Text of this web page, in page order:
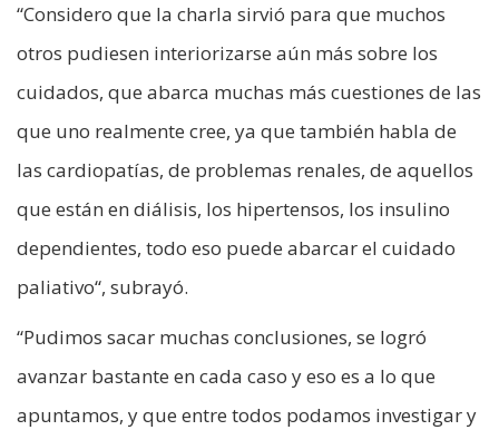
“Considero que la charla sirvió para que muchos
otros pudiesen interiorizarse aún más sobre los
cuidados, que abarca muchas más cuestiones de las
que uno realmente cree, ya que también habla de
las cardiopatías, de problemas renales, de aquellos
que están en diálisis, los hipertensos, los insulino
dependientes, todo eso puede abarcar el cuidado
paliativo“, subrayó.
“Pudimos sacar muchas conclusiones, se logró
avanzar bastante en cada caso y eso es a lo que
apuntamos, y que entre todos podamos investigar y